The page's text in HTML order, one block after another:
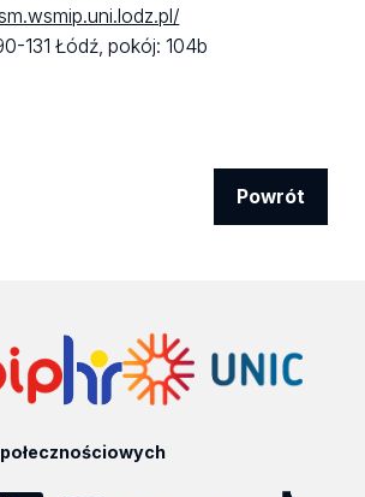
131 Łódź,pokój: 104b
Powrót